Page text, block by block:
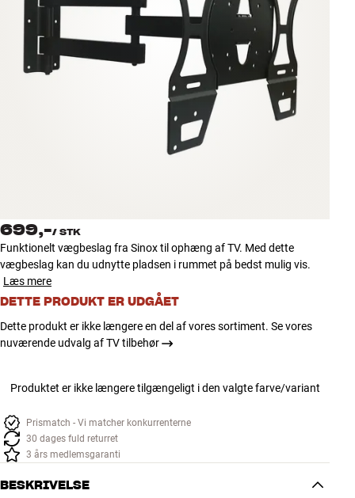
INSPIRATION
Kundeservice
Log ind
Kundeservice
Byg med Lyd
699,-/ STK
Funktionelt vægbeslag fra Sinox til ophæng af TV. Med dette
vægbeslag kan du udnytte pladsen i rummet på bedst mulig vis.
Læs mere
DETTE PRODUKT ER UDGÅET
Dette produkt er ikke længere en del af vores sortiment. Se vores
nuværende udvalg af TV tilbehør
Produktet er ikke længere tilgængeligt i den valgte farve/variant
Prismatch - Vi matcher konkurrenterne
30 dages fuld returret
3 års medlemsgaranti
BESKRIVELSE